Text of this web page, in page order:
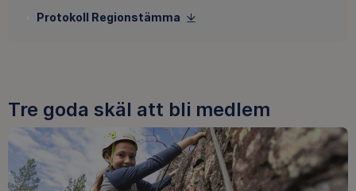
Protokoll Regionstämma
Tre goda skäl att bli medlem